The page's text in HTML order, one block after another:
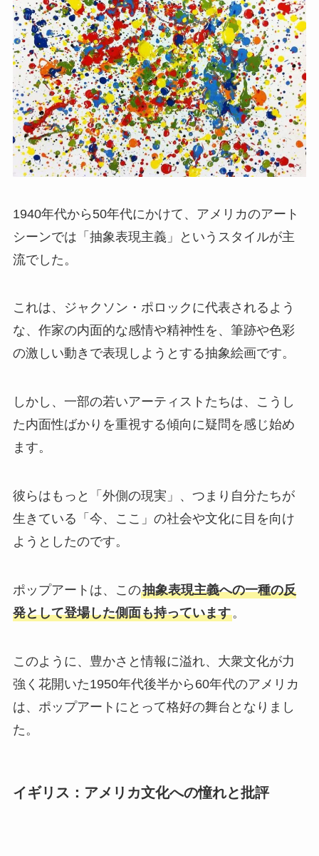
1940年代から50年代にかけて、アメリカのアート
シーンでは「抽象表現主義」というスタイルが主
流でした。
これは、ジャクソン・ポロックに代表されるよう
な、作家の内面的な感情や精神性を、筆跡や色彩
の激しい動きで表現しようとする抽象絵画です。
しかし、一部の若いアーティストたちは、こうし
た内面性ばかりを重視する傾向に疑問を感じ始め
ます。
彼らはもっと「外側の現実」、つまり自分たちが
生きている「今、ここ」の社会や文化に目を向け
ようとしたのです。
ポップアートは、この抽象表現主義への一種の反
発として登場した側面も持っています。
このように、豊かさと情報に溢れ、大衆文化が力
強く花開いた1950年代後半から60年代のアメリカ
は、ポップアートにとって格好の舞台となりまし
た。
イギリス：アメリカ文化への憧れと批評